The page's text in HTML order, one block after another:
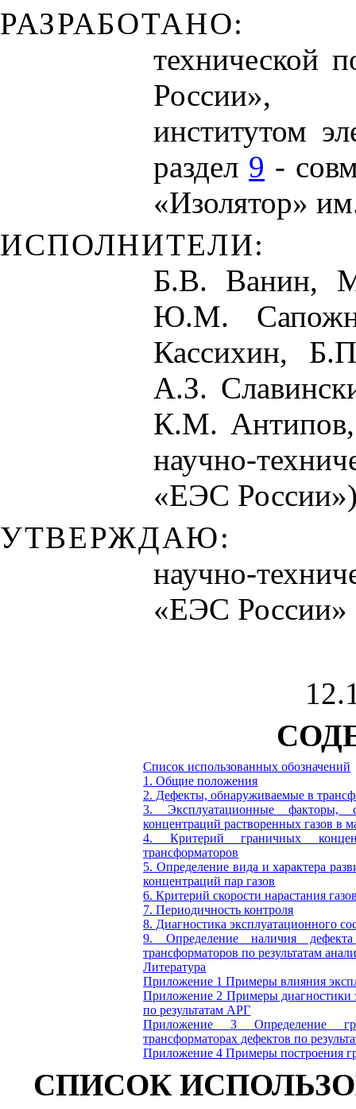
РАЗРАБОТАНО:
технической
России»,
институтом
раздел 9 -
«Изолятор»
ИСПОЛНИТЕЛИ:
Б.В. Ванин,
Ю.М.
Кассихин,
А.З.
К.М. Антипов,
научно-
«ЕЭС
УТВЕРЖДАЮ:
научно-
«ЕЭС России»
Список использованных обозначений
1. Общие положения
2. Дефекты, обнаруживаемые в
3. Эксплуатационные факторы,
концентраций растворенных газов в
4. Критерий граничных
трансформаторов
5. Определение вида и характера
концентраций пар газов
6. Критерий скорости нарастания
7. Периодичность контроля
8. Диагностика эксплуатационного
9. Определение наличия
трансформаторов по результатам
Литература
Приложение 1 Примеры влияния
Приложение 2 Примеры диагностики
по результатам АРГ
Приложение 3 Определение
трансформаторах дефектов по
Приложение 4 Примеры построения
СПИСОК